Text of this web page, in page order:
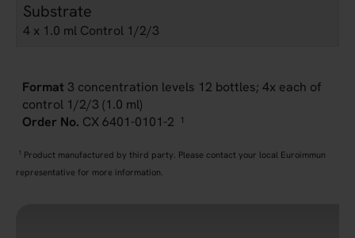
Substrate
4 x 1.0 ml Control 1/2/3
3 concentration levels 12 bottles; 4x each of
control 1/2/3 (1.0 ml)
CX 6401-0101-2
1
1 Product manufactured by third party. Please contact your local Euroimmun
representative for more information.